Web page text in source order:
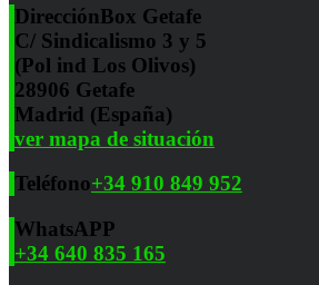
DirecciónBox Getafe
C/ Sindicalismo 3 y 5
(Pol ind Los Olivos)
28906 Getafe
Madrid (España)
ver mapa de situación
Teléfono+34 910 849 952
WhatsAPP
+34 640 835 165